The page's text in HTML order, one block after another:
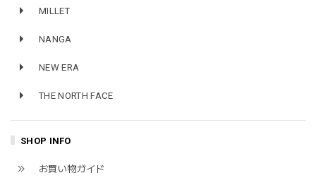
MILLET
NANGA
NEW ERA
THE NORTH FACE
SHOP INFO
お買い物ガイド